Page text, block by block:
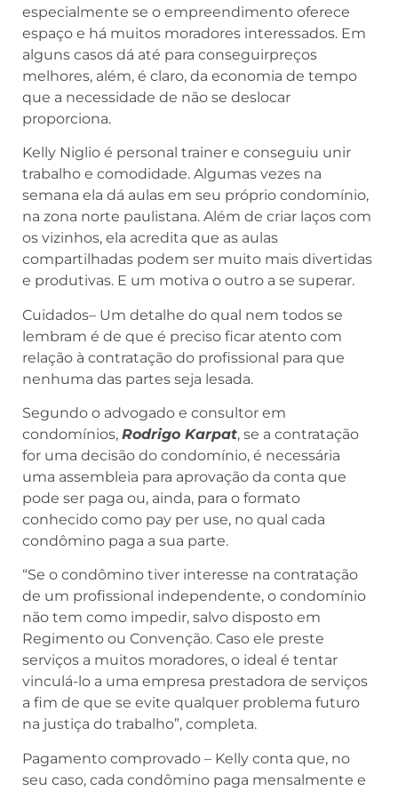
especialmente se o empreendimento oferece
espaço e há muitos moradores interessados. Em
alguns casos dá até para conseguirpreços
melhores, além, é claro, da economia de tempo
que a necessidade de não se deslocar
proporciona.
Kelly Niglio é personal trainer e conseguiu unir
trabalho e comodidade. Algumas vezes na
semana ela dá aulas em seu próprio condomínio,
na zona norte paulistana. Além de criar laços com
os vizinhos, ela acredita que as aulas
compartilhadas podem ser muito mais divertidas
e produtivas. E um motiva o outro a se superar.
Cuidados– Um detalhe do qual nem todos se
lembram é de que é preciso ficar atento com
relação à contratação do profissional para que
nenhuma das partes seja lesada.
Segundo o advogado e consultor em
condomínios, Rodrigo Karpat, se a contratação
for uma decisão do condomínio, é necessária
uma assembleia para aprovação da conta que
pode ser paga ou, ainda, para o formato
conhecido como pay per use, no qual cada
condômino paga a sua parte.
“Se o condômino tiver interesse na contratação
de um profissional independente, o condomínio
não tem como impedir, salvo disposto em
Regimento ou Convenção. Caso ele preste
serviços a muitos moradores, o ideal é tentar
vinculá-lo a uma empresa prestadora de serviços
a fim de que se evite qualquer problema futuro
na justiça do trabalho”, completa.
Pagamento comprovado – Kelly conta que, no
seu caso, cada condômino paga mensalmente e